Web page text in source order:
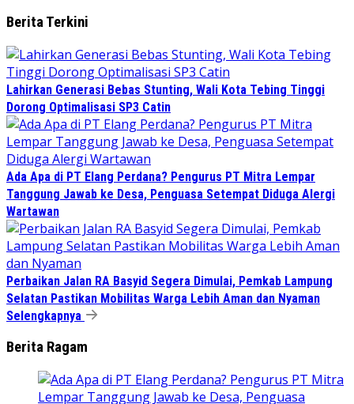
Berita Terkini
Lahirkan Generasi Bebas Stunting, Wali Kota Tebing Tinggi
Dorong Optimalisasi SP3 Catin
Ada Apa di PT Elang Perdana? Pengurus PT Mitra Lempar
Tanggung Jawab ke Desa, Penguasa Setempat Diduga Alergi
Wartawan
Perbaikan Jalan RA Basyid Segera Dimulai, Pemkab Lampung
Selatan Pastikan Mobilitas Warga Lebih Aman dan Nyaman
Selengkapnya
Berita Ragam